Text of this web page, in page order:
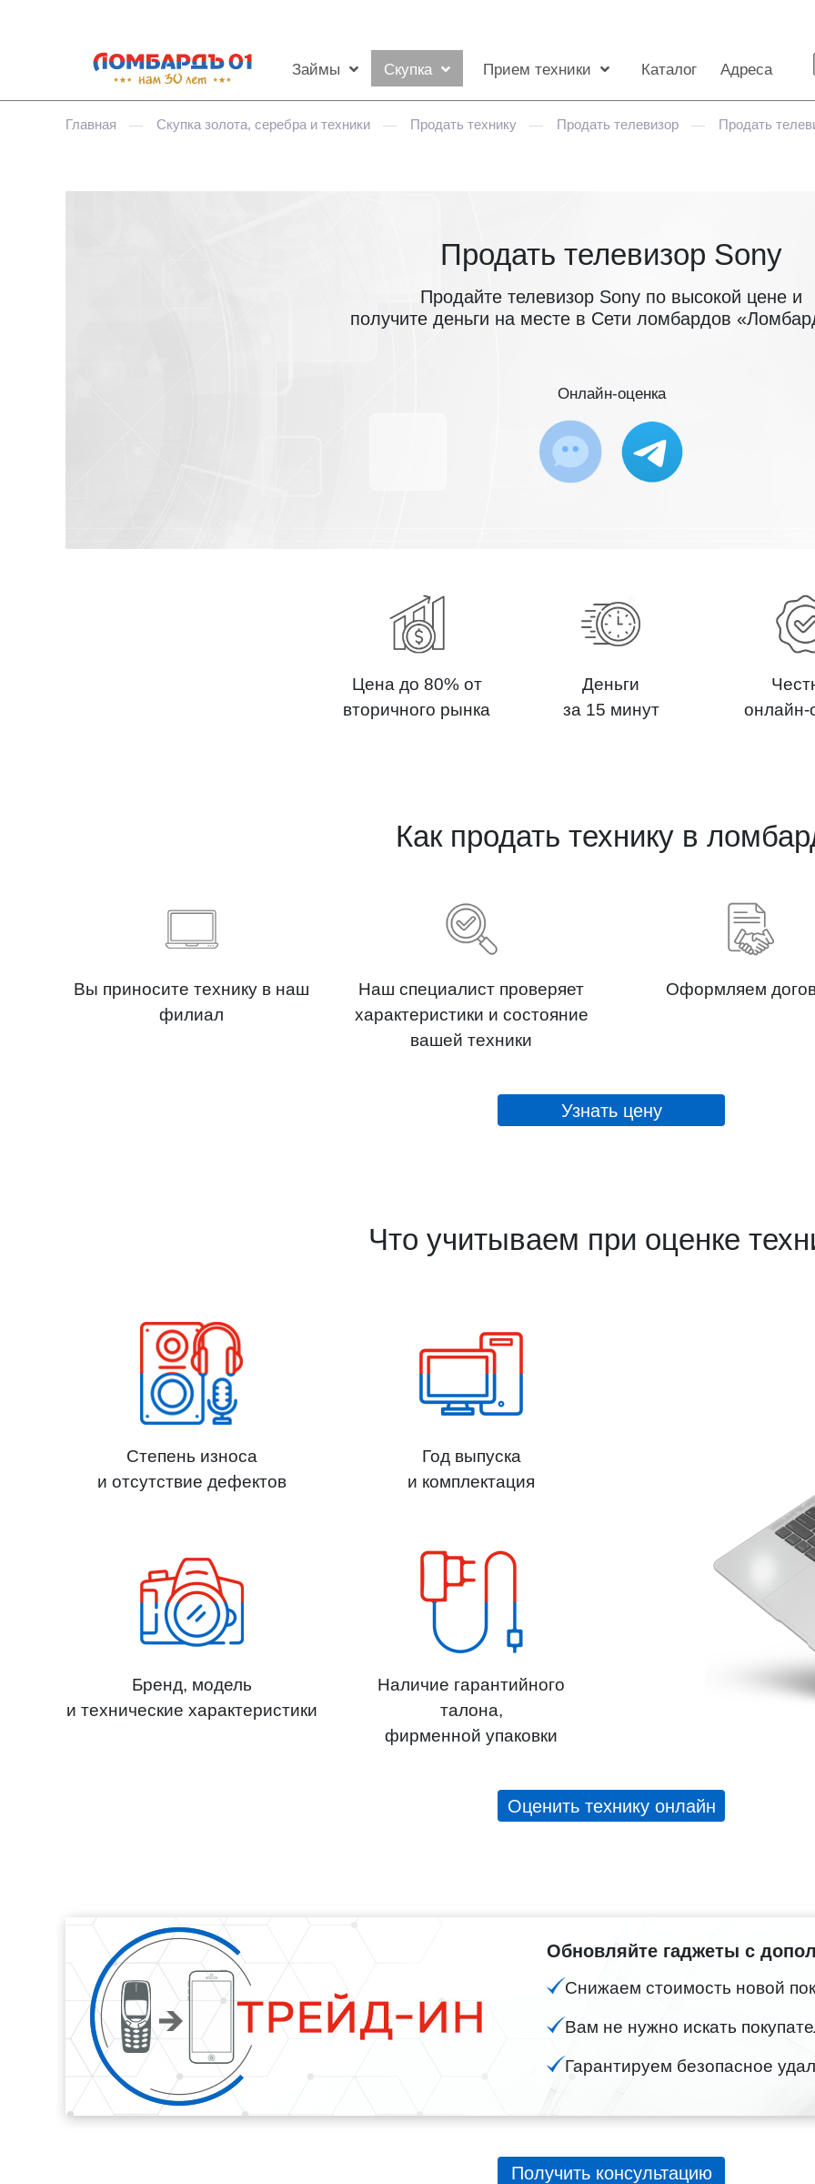
Займы Скупка Прием техники Каталог Адреса
Главная — Скупка золота, серебра и техники — Продать технику — Продать телевизор — Продать
Продать телевизор Sony
Продайте телевизор Sony по высокой цене и
получите деньги на месте в Сети ломбардов
Онлайн-оценка
Цена до 80% от
вторичного рынка
Деньги
за 15 минут
онлайн-
Как продать технику в
Вы приносите технику в наш
филиал
Наш специалист проверяет
характеристики и состояние
вашей техники
Оформляем
Узнать цену
Что учитываем при оценке
Степень износа
и отсутствие дефектов
Год выпуска
и комплектация
Бренд, модель
и технические характеристики
Наличие гарантийного
талона,
фирменной упаковки
Оценить технику онлайн
Обновляйте гаджеты с
Снижаем стоимость новой
Вам не нужно искать
Гарантируем безопасное
Получить консультацию